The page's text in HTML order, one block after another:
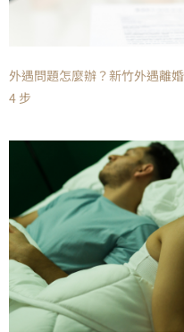
外遇問題怎麼辦？新竹外遇離
4 步